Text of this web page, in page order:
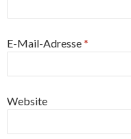
E-Mail-Adresse*
Website